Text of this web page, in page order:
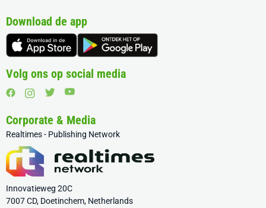
Download de app
Volg ons op social media
Corporate & Media
Realtimes - Publishing Network
Innovatieweg 20C
7007 CD, Doetinchem, Netherlands